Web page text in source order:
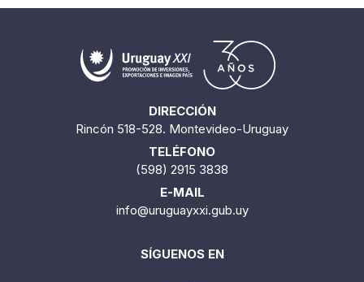
DIRECCIÓN
Rincón 518-528. Montevideo-Uruguay
TELÉFONO
(598) 2915 3838
E-MAIL
info@uruguayxxi.gub.uy
SÍGUENOS EN